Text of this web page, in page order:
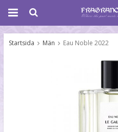
Startsida Män Eau Noble 2022